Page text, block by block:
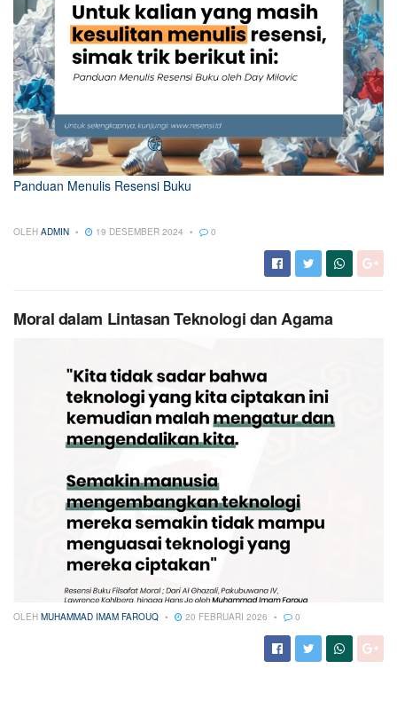
Panduan Menulis Resensi Buku
OLEH ADMIN 19 DESEMBER 2024 0
Moral dalam Lintasan Teknologi dan Agama
OLEH MUHAMMAD IMAM FAROUQ 20 FEBRUARI 2026 0